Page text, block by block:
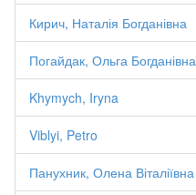
Кирич, Наталія Богданівна
Погайдак, Ольга Богданівна
Khymych, Iryna
Viblyi, Petro
Панухник, Олена Віталіївна